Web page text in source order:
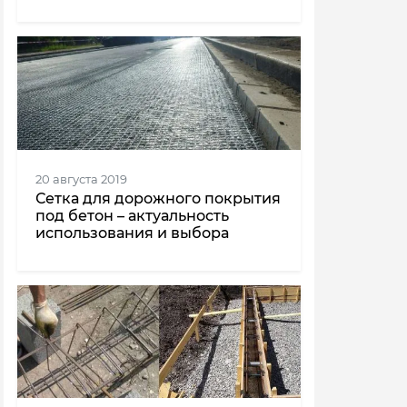
20 августа 2019
Сетка для дорожного покрытия
под бетон – актуальность
использования и выбора